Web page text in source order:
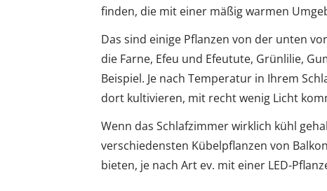
finden, die mit einer mäßig warmen
Das sind einige Pflanzen von der unten
die Farne, Efeu und Efeutute, Grünlilie,
Beispiel. Je nach Temperatur in Ihrem
dort kultivieren, mit recht wenig Licht
Wenn das Schlafzimmer wirklich kühl
verschiedensten Kübelpflanzen von
bieten, je nach Art ev. mit einer LED-